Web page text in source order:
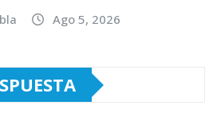
Ago 5, 2026